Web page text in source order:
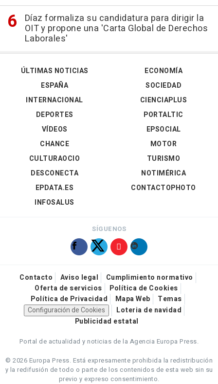
Díaz formaliza su candidatura para dirigir la
OIT y propone una 'Carta Global de Derechos
Laborales'
ÚLTIMAS NOTICIAS
ESPAÑA
INTERNACIONAL
DEPORTES
VÍDEOS
ECONOMÍA
SOCIEDAD
CIENCIAPLUS
PORTALTIC
EPSOCIAL
CHANCE
CULTURAOCIO
DESCONECTA
EPDATA.ES
INFOSALUS
MOTOR
TURISMO
NOTIMÉRICA
CONTACTOPHOTO
SÍGUENOS
Contacto Aviso legal
Cumplimiento normativo
Oferta de servicios
Política de Cookies
Política de Privacidad
Mapa Web
Temas
Configuración de Cookies
Loteria de navidad
Publicidad estatal
Portal de actualidad y noticias de la Agencia Europa Press.
© 2026 Europa Press. Está expresamente prohibida la redistribución
y la redifusión de todo o parte de los contenidos de esta web sin su
previo y expreso consentimiento.